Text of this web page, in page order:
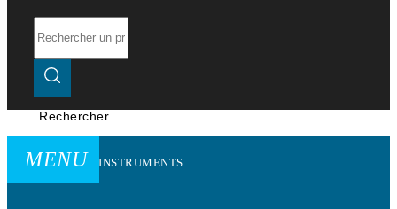
Rechercher
MENU INSTRUMENTS